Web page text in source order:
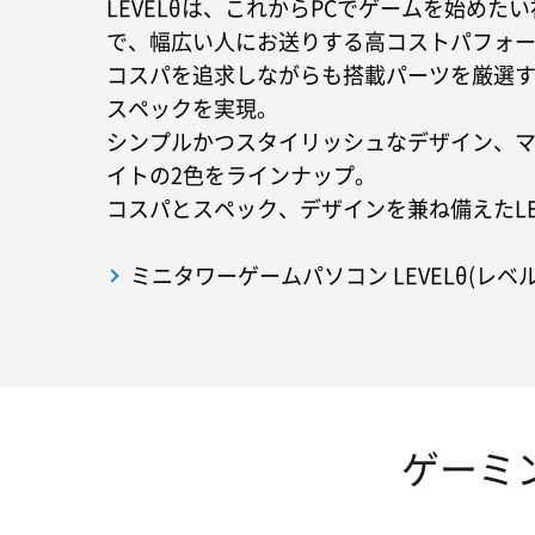
LEVELθは、これからPCでゲームを始めた
で、幅広い人にお送りする高コストパフォ
コスパを追求しながらも搭載パーツを厳選
スペックを実現。
シンプルかつスタイリッシュなデザイン、
イトの2色をラインナップ。
コスパとスペック、デザインを兼ね備えた
ミニタワーゲームパソコン LEVELθ(レベ
ゲーミ